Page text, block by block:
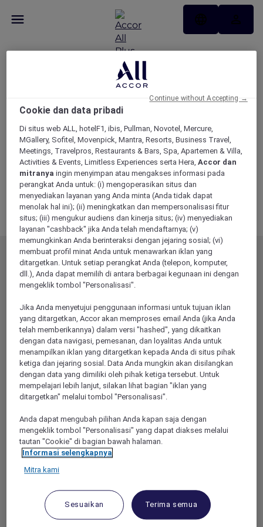
Syarat dan Ketentuan
Keanggotaan
Diperbarui pada 19 Mei 2026
Download Syarat dan Ketentuan
Keanggotaan
Pengecualian
Pengecualian Menginap
Pengecualian Bersantap dan Tanggal Tidak
Berlaku
KEANGGOTAAN
KEANGGOTAAN
EXPLORER
MANFAAT HOTEL
MANFAAT RESTORAN
MANFAAT LOYALITAS ALL
ACCOR
MEREK HOTEL KAMI
PENAWARAN MEMBER
SEMUA PENAWARAN
MORE ESCAPES
PENAWARAN MITRA
RED HOT ROOMS
BERMALAM
TENTANG
ACCOR PLUS
HOTEL
RESTORAN
BERMITRA DENGAN ALL
ACCOR+ EXPLORER
BANTUAN & DUKUNGAN
PUSAT BANTUAN
Cookie dan data pribadi
Di situs web ALL, hotelF1, ibis, Pullman, Novotel, Mercure,
MGallery, Sofitel, Movenpick, Mantra, Resorts, Business Travel,
Meetings, Travelpros, Restaurants & Bars, Spa, Apartemen & Villa,
Activities & Events, Limitless Experiences serta Hera,Accor dan
mitranya ingin menyimpan atau mengakses informasi pada
perangkat Anda untuk: (i) mengoperasikan situs dan
menyediakan layanan yang Anda minta (Anda tidak dapat
menolak hal ini); (ii) meningkatkan dan mempersonalisasi fitur
situs; (iii) mengukur audiens dan kinerja situs; (iv) menyediakan
layanan "cashback" jika Anda telah mendaftarnya; (v)
memungkinkan Anda berinteraksi dengan jejaring sosial; (vi)
membuat profil minat Anda untuk menawarkan iklan yang
ditargetkan. Untuk setiap perangkat Anda (telepon, komputer,
dll.), Anda dapat memilih di antara berbagai kegunaan ini dengan
mengeklik tombol "Personalisasi".
Jika Anda menyetujui penggunaan informasi untuk tujuan iklan
yang ditargetkan, Accor akan memproses email Anda (jika Anda
telah memberikannya) dalam versi "hashed", yang dikaitkan
dengan data navigasi, pemesanan, dan loyalitas Anda untuk
menampilkan iklan yang ditargetkan kepada Anda di situs pihak
ketiga dan jejaring sosial. Data Anda mungkin akan disilangkan
dengan data yang dimiliki oleh pihak ketiga tersebut. Untuk
mempelajari lebih lanjut, silakan lihat bagian "iklan yang
ditargetkan" melalui tombol "Personalisasi".
Anda dapat mengubah pilihan Anda kapan saja dengan
mengeklik tombol "Personalisasi" yang dapat diakses melalui
tautan "Cookie" di bagian bawah halaman.
Informasi selengkapnya
Mitra kami
Sesuaikan Terima semua
Continue without Accepting →